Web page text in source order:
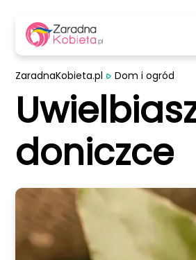
ZaradnaKobieta.pl Dom i ogród
doniczce